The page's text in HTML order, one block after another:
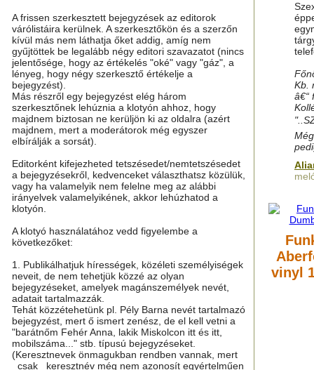
A frissen szerkesztett bejegyzések az editorok
várólistáira kerülnek. A szerkesztőkön és a szerzőn
kívül más nem láthatja őket addig, amíg nem
gyűjtöttek be legalább négy editori szavazatot (nincs
jelentősége, hogy az értékelés "oké" vagy "gáz", a
lényeg, hogy négy szerkesztő értékelje a
bejegyzést).
Más részről egy bejegyzést elég három
szerkesztőnek lehúznia a klotyón ahhoz, hogy
majdnem biztosan ne kerüljön ki az oldalra (azért
majdnem, mert a moderátorok még egyszer
elbírálják a sorsát).
Editorként kifejezheted tetszésedet/nemtetszésedet
a bejegyzésekről, kedvenceket választhatsz közülük,
vagy ha valamelyik nem felelne meg az alábbi
irányelvek valamelyikének, akkor lehúzhatod a
klotyón.
A klotyó használatához vedd figyelembe a
következőket:
1. Publikálhatjuk hírességek, közéleti személyiségek
neveit, de nem tehetjük közzé az olyan
bejegyzéseket, amelyek magánszemélyek nevét,
adatait tartalmazzák.
Tehát közzétehetünk pl. Pély Barna nevét tartalmazó
bejegyzést, mert ő ismert zenész, de el kell vetni a
"barátnőm Fehér Anna, lakik Miskolcon itt és itt,
mobilszáma..." stb. típusú bejegyzéseket.
(Keresztnevek önmagukban rendben vannak, mert
_csak_ keresztnév még nem azonosít egyértelműen
Kb.
â€“
vinyl